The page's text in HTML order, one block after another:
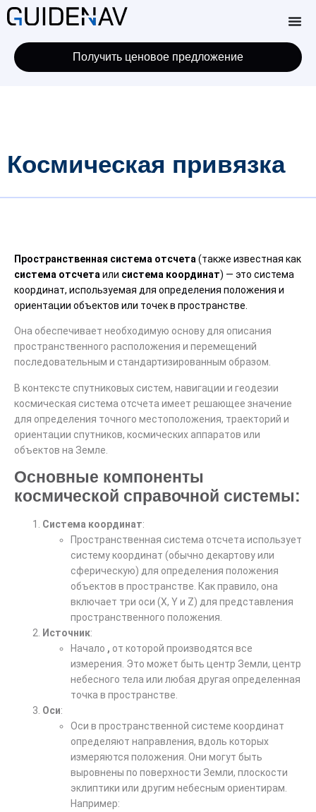
Получить ценовое предложение
Космическая привязка
Пространственная система отсчета (также известная как
система отсчета или система координат) — это система
координат, используемая для определения положения и
ориентации объектов или точек в пространстве.
Она обеспечивает необходимую основу для описания
пространственного расположения и перемещений
последовательным и стандартизированным образом.
В контексте спутниковых систем, навигации и геодезии
космическая система отсчета имеет решающее значение
для определения точного местоположения, траекторий и
ориентации спутников, космических аппаратов или
объектов на Земле.
Основные компоненты
космической справочной системы:
Система координат:
Пространственная система отсчета использует
систему координат (обычно декартову или
сферическую) для определения положения
объектов в пространстве. Как правило, она
включает три оси (X, Y и Z) для представления
пространственного положения.
Источник:
Начало , от которой производятся все
измерения. Это может быть центр Земли, центр
небесного тела или любая другая определенная
точка в пространстве.
Оси:
Оси в пространственной системе координат
определяют направления, вдоль которых
измеряются положения. Они могут быть
выровнены по поверхности Земли, плоскости
эклиптики или другим небесным ориентирам.
Например: